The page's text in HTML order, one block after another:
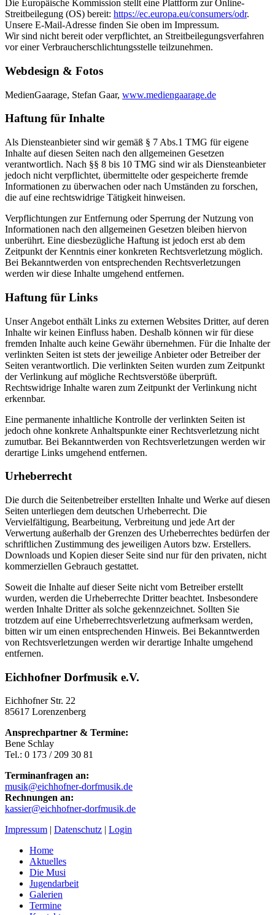
Die Europäische Kommission stellt eine Plattform zur Online-
Streitbeilegung (OS) bereit: https://ec.europa.eu/consumers/odr.
Unsere E-Mail-Adresse finden Sie oben im Impressum.
Wir sind nicht bereit oder verpflichtet, an Streitbeilegungsverfahren
vor einer Verbraucherschlichtungsstelle teilzunehmen.
Webdesign & Fotos
MedienGaarage, Stefan Gaar, www.mediengaarage.de
Haftung für Inhalte
Als Diensteanbieter sind wir gemäß § 7 Abs.1 TMG für eigene
Inhalte auf diesen Seiten nach den allgemeinen Gesetzen
verantwortlich. Nach §§ 8 bis 10 TMG sind wir als Diensteanbieter
jedoch nicht verpflichtet, übermittelte oder gespeicherte fremde
Informationen zu überwachen oder nach Umständen zu forschen,
die auf eine rechtswidrige Tätigkeit hinweisen.
Verpflichtungen zur Entfernung oder Sperrung der Nutzung von
Informationen nach den allgemeinen Gesetzen bleiben hiervon
unberührt. Eine diesbezügliche Haftung ist jedoch erst ab dem
Zeitpunkt der Kenntnis einer konkreten Rechtsverletzung möglich.
Bei Bekanntwerden von entsprechenden Rechtsverletzungen
werden wir diese Inhalte umgehend entfernen.
Haftung für Links
Unser Angebot enthält Links zu externen Websites Dritter, auf deren
Inhalte wir keinen Einfluss haben. Deshalb können wir für diese
fremden Inhalte auch keine Gewähr übernehmen. Für die Inhalte der
verlinkten Seiten ist stets der jeweilige Anbieter oder Betreiber der
Seiten verantwortlich. Die verlinkten Seiten wurden zum Zeitpunkt
der Verlinkung auf mögliche Rechtsverstöße überprüft.
Rechtswidrige Inhalte waren zum Zeitpunkt der Verlinkung nicht
erkennbar.
Eine permanente inhaltliche Kontrolle der verlinkten Seiten ist
jedoch ohne konkrete Anhaltspunkte einer Rechtsverletzung nicht
zumutbar. Bei Bekanntwerden von Rechtsverletzungen werden wir
derartige Links umgehend entfernen.
Urheberrecht
Die durch die Seitenbetreiber erstellten Inhalte und Werke auf diesen
Seiten unterliegen dem deutschen Urheberrecht. Die
Vervielfältigung, Bearbeitung, Verbreitung und jede Art der
Verwertung außerhalb der Grenzen des Urheberrechtes bedürfen der
schriftlichen Zustimmung des jeweiligen Autors bzw. Erstellers.
Downloads und Kopien dieser Seite sind nur für den privaten, nicht
kommerziellen Gebrauch gestattet.
Soweit die Inhalte auf dieser Seite nicht vom Betreiber erstellt
wurden, werden die Urheberrechte Dritter beachtet. Insbesondere
werden Inhalte Dritter als solche gekennzeichnet. Sollten Sie
trotzdem auf eine Urheberrechtsverletzung aufmerksam werden,
bitten wir um einen entsprechenden Hinweis. Bei Bekanntwerden
von Rechtsverletzungen werden wir derartige Inhalte umgehend
entfernen.
Eichhofner Dorfmusik e.V.
Eichhofner Str. 22
85617 Lorenzenberg
Ansprechpartner & Termine:
Bene Schlay
Tel.: 0 173 / 209 30 81
Terminanfragen an:
musik@eichhofner-dorfmusik.de
Rechnungen an:
kassier@eichhofner-dorfmusik.de
Impressum
Datenschutz
Login
Home
Aktuelles
Die Musi
Jugendarbeit
Galerien
Termine